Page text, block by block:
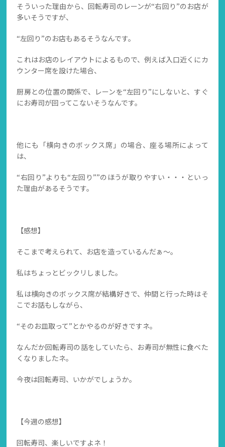
そういった理由から、回転寿司のレーンが“右回り”のお店が
多いそうですが、
“左回り”のお店もあるそうなんです。
これはお店のレイアウトによるもので、例えば入口近くにカ
ウンター席を設けた場合、
厨房との位置の関係で、レーンを“左回り”にしないと、すぐ
にお寿司が回ってこないそうなんです。
他にも「横向きのボックス席」の場合、座る場所によって
は、
“右回り”よりも“左回り””のほうが取りやすい・・・といっ
た理由があるそうです。
【感想】
そこまで考えられて、お店を造っているんだぁ～。
私はちょっとビックリしました。
私は横向きのボックス席が結構好きで、仲間と行った時はそ
こでお話もしながら、
“そのお皿取って”とかやるのが好きですネ。
なんだか回転寿司の話をしていたら、お寿司が無性に食べた
くなりましたネ。
今夜は回転寿司、いかがでしょうか。
【今週の感想】
回転寿司、楽しいですよネ！